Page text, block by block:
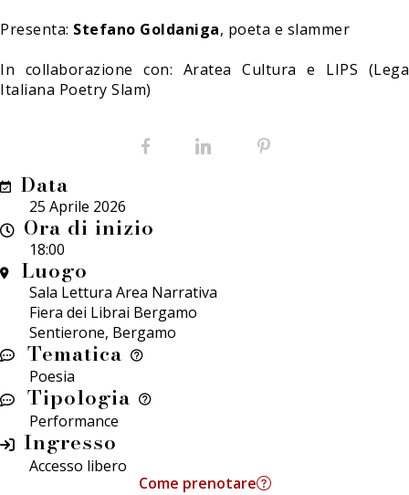
Presenta: Stefano Goldaniga, poeta e slammer
In collaborazione con: Aratea Cultura e LIPS (Lega
Italiana Poetry Slam)
Facebook LinkedIn
Data
25 Aprile 2026
Ora di inizio
18:00
Luogo
Sala Lettura Area Narrativa
Fiera dei Librai Bergamo
Sentierone, Bergamo
Tematica
Poesia
Tipologia
Performance
Ingresso
Accesso libero
Come prenotare